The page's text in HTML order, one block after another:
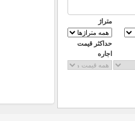
متراژ
حداکثر قیمت
اجاره